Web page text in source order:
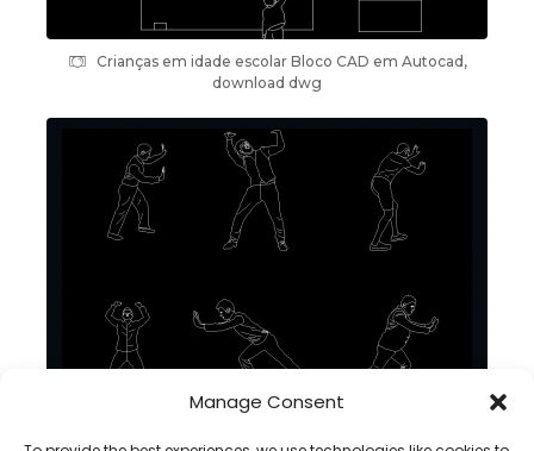
Manage Consent
Crianças em idade escolar Bloco CAD em Autocad,
download dwg